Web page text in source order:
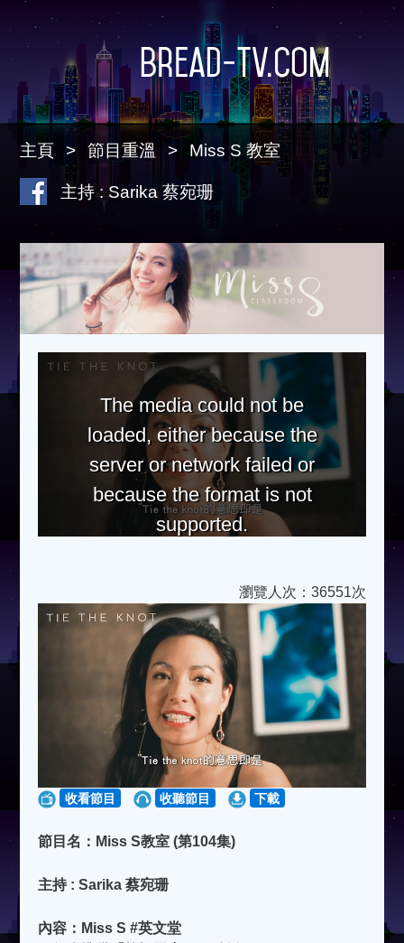
Bread-TV.com
主頁 節目重溫 Miss S 教室
主持 : Sarika 蔡宛珊
The media could not be
loaded, either because the
server or network failed or
because the format is not
supported.
瀏覽人次：36551次
收看節目 收聽節目 下載
節目名：Miss S教室 (第104集)
主持 : Sarika 蔡宛珊
內容：Miss S #英文堂